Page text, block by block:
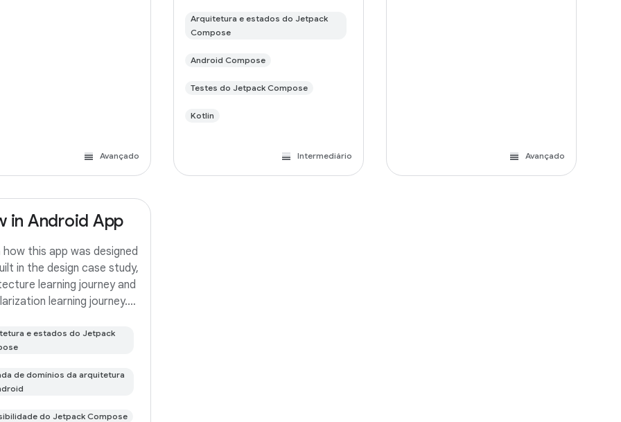
Avançado
Arquitetura e estados do Jetpack
Compose
Android Compose
Testes do Jetpack Compose
Kotlin
Intermediário Avançado
in Android App
how this app was designed
in the design case study,
learning journey and
learning journey.
Android app. It is a work in
🚧. Now in Android is a
e estados do Jetpack
de domínios da arquitetura
do Jetpack Compose